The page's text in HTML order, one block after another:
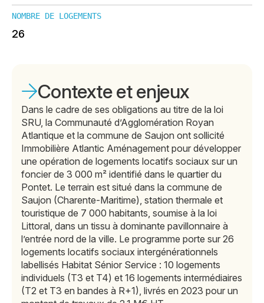
NOMBRE DE LOGEMENTS
26
Contexte et enjeux
Dans le cadre de ses obligations au titre de la loi
SRU, la Communauté d’Agglomération Royan
Atlantique et la commune de Saujon ont sollicité
Immobilière Atlantic Aménagement pour développer
une opération de logements locatifs sociaux sur un
foncier de 3 000 m² identifié dans le quartier du
Pontet. Le terrain est situé dans la commune de
Saujon (Charente-Maritime), station thermale et
touristique de 7 000 habitants, soumise à la loi
Littoral, dans un tissu à dominante pavillonnaire à
l’entrée nord de la ville. Le programme porte sur 26
logements locatifs sociaux intergénérationnels
labellisés Habitat Sénior Service : 10 logements
individuels (T3 et T4) et 16 logements intermédiaires
(T2 et T3 en bandes à R+1), livrés en 2023 pour un